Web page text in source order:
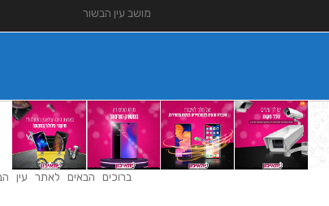
מושב עין הבשור
ברוכים הבאים לאתר עין